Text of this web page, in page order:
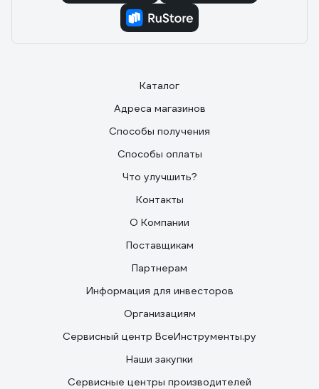
Каталог
Адреса магазинов
Способы получения
Способы оплаты
Что улучшить?
Контакты
О Компании
Поставщикам
Партнерам
Информация для инвесторов
Организациям
Сервисный центр ВсеИнструменты.ру
Наши закупки
Сервисные центры производителей